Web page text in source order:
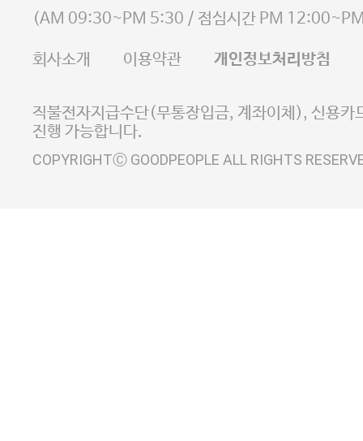
사업자등록번호 105-81-58242
E-MAIL goodpeople@gpin.co.kr
사업자정보확인
이니시스 에스크로 서비
(AM 09:30~PM 5:30 / 점심시간 PM
회사소개 이용약관 개인정보처리방침
직불전자지급수단(무통장입금, 계좌이체), 신용카
진행 가능합니다.
COPYRIGHTⒸ GOODPEOPLE ALL RIGHTS